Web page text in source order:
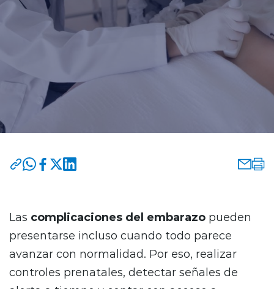
Las complicaciones del embarazo pueden
presentarse incluso cuando todo parece
avanzar con normalidad. Por eso, realizar
controles prenatales, detectar señales de